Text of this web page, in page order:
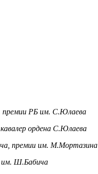
РБ им. С.Юлаева
ордена С.Юлаева
премии им. М.Мортазина
им. Ш.Бабича